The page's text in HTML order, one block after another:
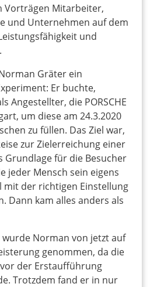
Vorträgen Mitarbeiter,
und Unternehmen auf dem
und
Gräter ein
Er buchte,
Angestellter, die PORSCHE
um diese am 24.3.2020
zu füllen. Das Ziel war,
zur Zielerreichung einer
Grundlage für die Besucher
jeder Mensch sein eigens
mit der richtigen Einstellung
Dann kam alles anders als
Norman von jetzt auf
genommen, da die
vor der Erstaufführung
Trotzdem fand er in nur